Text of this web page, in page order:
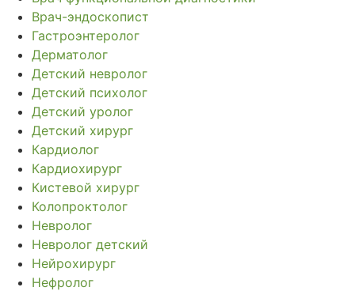
Врач-эндоскопист
Гастроэнтеролог
Дерматолог
Детский невролог
Детский психолог
Детский уролог
Детский хирург
Кардиолог
Кардиохирург
Кистевой хирург
Колопроктолог
Невролог
Невролог детский
Нейрохирург
Нефролог